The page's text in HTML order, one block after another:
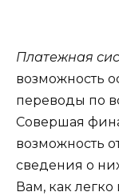
Платежная
возможность
переводы по
Совершая
возможность
сведения о
Вам, как